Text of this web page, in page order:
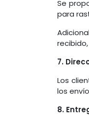
Se
para
7.
Los
los
8.